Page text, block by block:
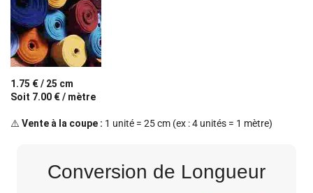
1.75 € / 25 cm
Soit 7.00 € / mètre
⚠️ Vente à la coupe : 1 unité = 25 cm (ex : 4 unités = 1 mètre)
Conversion de Longueur